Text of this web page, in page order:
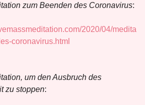
zum Beenden des Coronavirus:
2020/04/medita
coronavirus.html
um den Ausbruch des
zu stoppen: